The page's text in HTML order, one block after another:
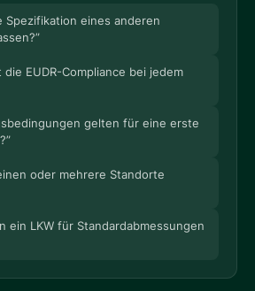
Spezifikation eines anderen
”
EUDR-Compliance bei jedem
gelten für eine erste
”
oder mehrere Standorte
ein LKW für Standardabmessungen